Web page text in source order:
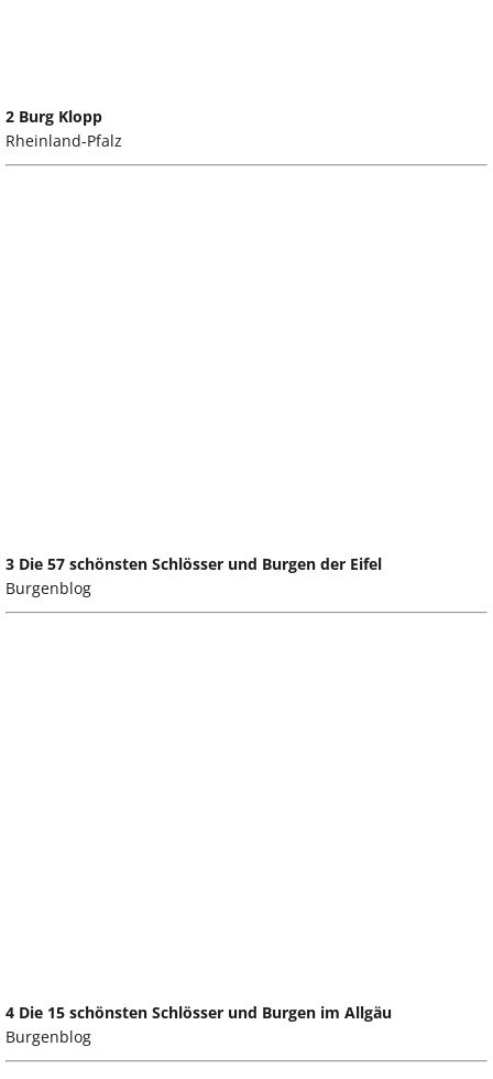
2 Burg Klopp
Rheinland-Pfalz
3 Die 57 schönsten Schlösser und Burgen der Eifel
Burgenblog
4 Die 15 schönsten Schlösser und Burgen im Allgäu
Burgenblog